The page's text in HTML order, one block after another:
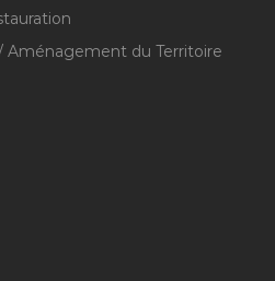
Aménagement du Territoire